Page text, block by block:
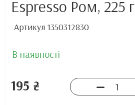
Espresso Ром, 225 г
Артикул 1350312830
В наявності
195 ₴